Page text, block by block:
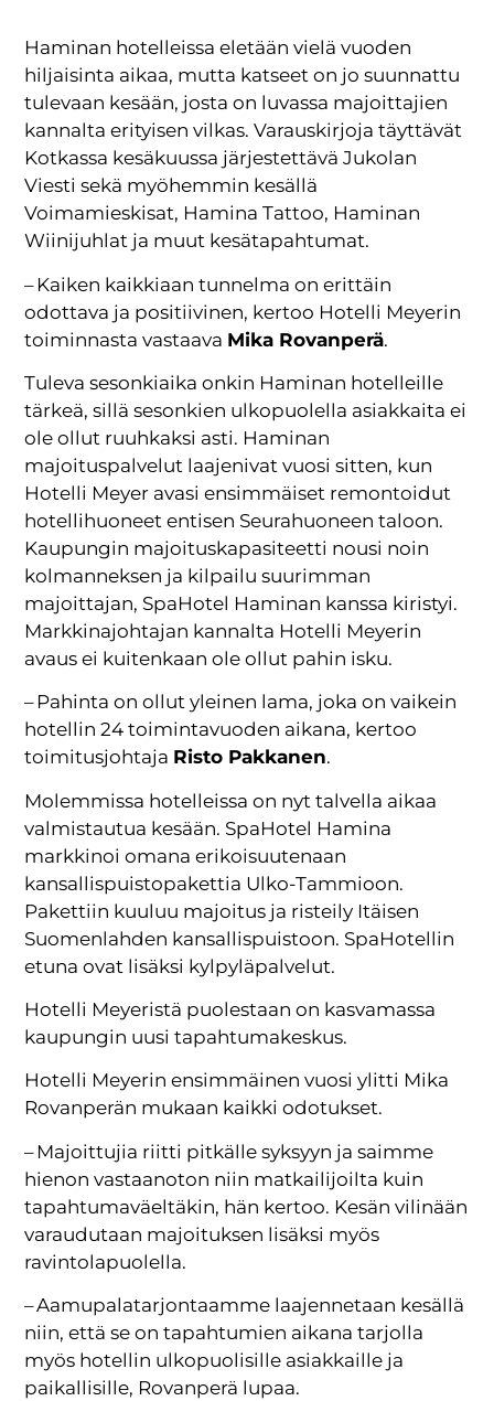
Haminan hotelleissa eletään vielä vuoden
hiljaisinta aikaa, mutta katseet on jo suunnattu
tulevaan kesään, josta on luvassa majoittajien
kannalta erityisen vilkas. Varauskirjoja täyttävät
Kotkassa kesäkuussa järjestettävä Jukolan
Viesti sekä myöhemmin kesällä
Voimamieskisat, Hamina Tattoo, Haminan
Wiinijuhlat ja muut kesätapahtumat.
– Kaiken kaikkiaan tunnelma on erittäin
odottava ja positiivinen, kertoo Hotelli Meyerin
toiminnasta vastaava Mika Rovanperä.
Tuleva sesonkiaika onkin Haminan hotelleille
tärkeä, sillä sesonkien ulkopuolella asiakkaita ei
ole ollut ruuhkaksi asti. Haminan
majoituspalvelut laajenivat vuosi sitten, kun
Hotelli Meyer avasi ensimmäiset remontoidut
hotellihuoneet entisen Seurahuoneen taloon.
Kaupungin majoituskapasiteetti nousi noin
kolmanneksen ja kilpailu suurimman
majoittajan, SpaHotel Haminan kanssa kiristyi.
Markkinajohtajan kannalta Hotelli Meyerin
avaus ei kuitenkaan ole ollut pahin isku.
– Pahinta on ollut yleinen lama, joka on vaikein
hotellin 24 toimintavuoden aikana, kertoo
toimitusjohtaja Risto Pakkanen.
Molemmissa hotelleissa on nyt talvella aikaa
valmistautua kesään. SpaHotel Hamina
markkinoi omana erikoisuutenaan
kansallispuistopakettia Ulko-Tammioon.
Pakettiin kuuluu majoitus ja risteily Itäisen
Suomenlahden kansallispuistoon. SpaHotellin
etuna ovat lisäksi kylpyläpalvelut.
Hotelli Meyeristä puolestaan on kasvamassa
kaupungin uusi tapahtumakeskus.
Hotelli Meyerin ensimmäinen vuosi ylitti Mika
Rovanperän mukaan kaikki odotukset.
– Majoittujia riitti pitkälle syksyyn ja saimme
hienon vastaanoton niin matkailijoilta kuin
tapahtumaväeltäkin, hän kertoo. Kesän vilinään
varaudutaan majoituksen lisäksi myös
ravintolapuolella.
– Aamupalatarjontaamme laajennetaan kesällä
niin, että se on tapahtumien aikana tarjolla
myös hotellin ulkopuolisille asiakkaille ja
paikallisille, Rovanperä lupaa.